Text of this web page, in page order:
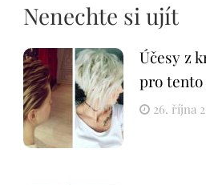
Nenechte si ujít
Účesy z
pro
26. října